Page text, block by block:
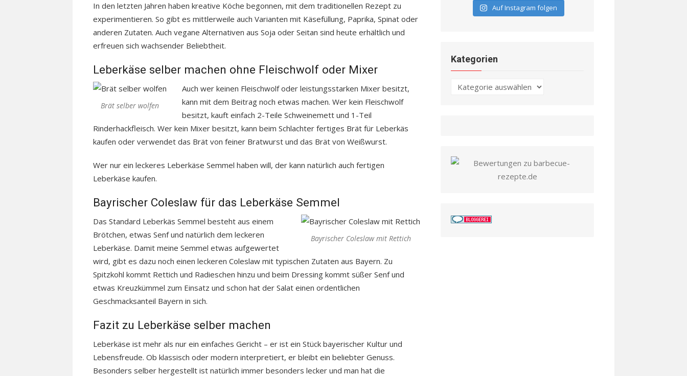
In den letzten Jahren haben kreative Köche begonnen, mit dem traditionellen Rezept zu
experimentieren. So gibt es mittlerweile auch Varianten mit Käsefüllung, Paprika, Spinat oder
anderen Zutaten. Auch vegane Alternativen aus Soja oder Seitan sind heute erhältlich und
erfreuen sich wachsender Beliebtheit.
Leberkäse selber machen ohne Fleischwolf oder Mixer
Brät selber wolfen
Auch wer keinen Fleischwolf oder leistungsstarken Mixer besitzt,
kann mit dem Beitrag noch etwas machen. Wer kein Fleischwolf
besitzt, kauft einfach 2-Teile Schweinemett und 1-Teil
Rinderhackfleisch. Wer kein Mixer besitzt, kann beim Schlachter fertiges Brät für Leberkäs
kaufen oder verwendet das Brät von feiner Bratwurst und das Brät von Weißwurst.
Wer nur ein leckeres Leberkäse Semmel haben will, der kann natürlich auch fertigen
Leberkäse kaufen.
Bayrischer Coleslaw für das Leberkäse Semmel
Bayrischer Coleslaw mit Rettich
Das Standard Leberkäs Semmel besteht aus einem
Brötchen, etwas Senf und natürlich dem leckeren
Leberkäse. Damit meine Semmel etwas aufgewertet
wird, gibt es dazu noch einen leckeren Coleslaw mit typischen Zutaten aus Bayern. Zu
Spitzkohl kommt Rettich und Radieschen hinzu und beim Dressing kommt süßer Senf und
etwas Kreuzkümmel zum Einsatz und schon hat der Salat einen ordentlichen
Geschmacksanteil Bayern in sich.
Fazit zu Leberkäse selber machen
Leberkäse ist mehr als nur ein einfaches Gericht – er ist ein Stück bayerischer Kultur und
Lebensfreude. Ob klassisch oder modern interpretiert, er bleibt ein beliebter Genuss.
Besonders selber hergestellt ist natürlich immer besonders lecker und man hat die
Auf Instagram folgen
Kategorien
Kategorien